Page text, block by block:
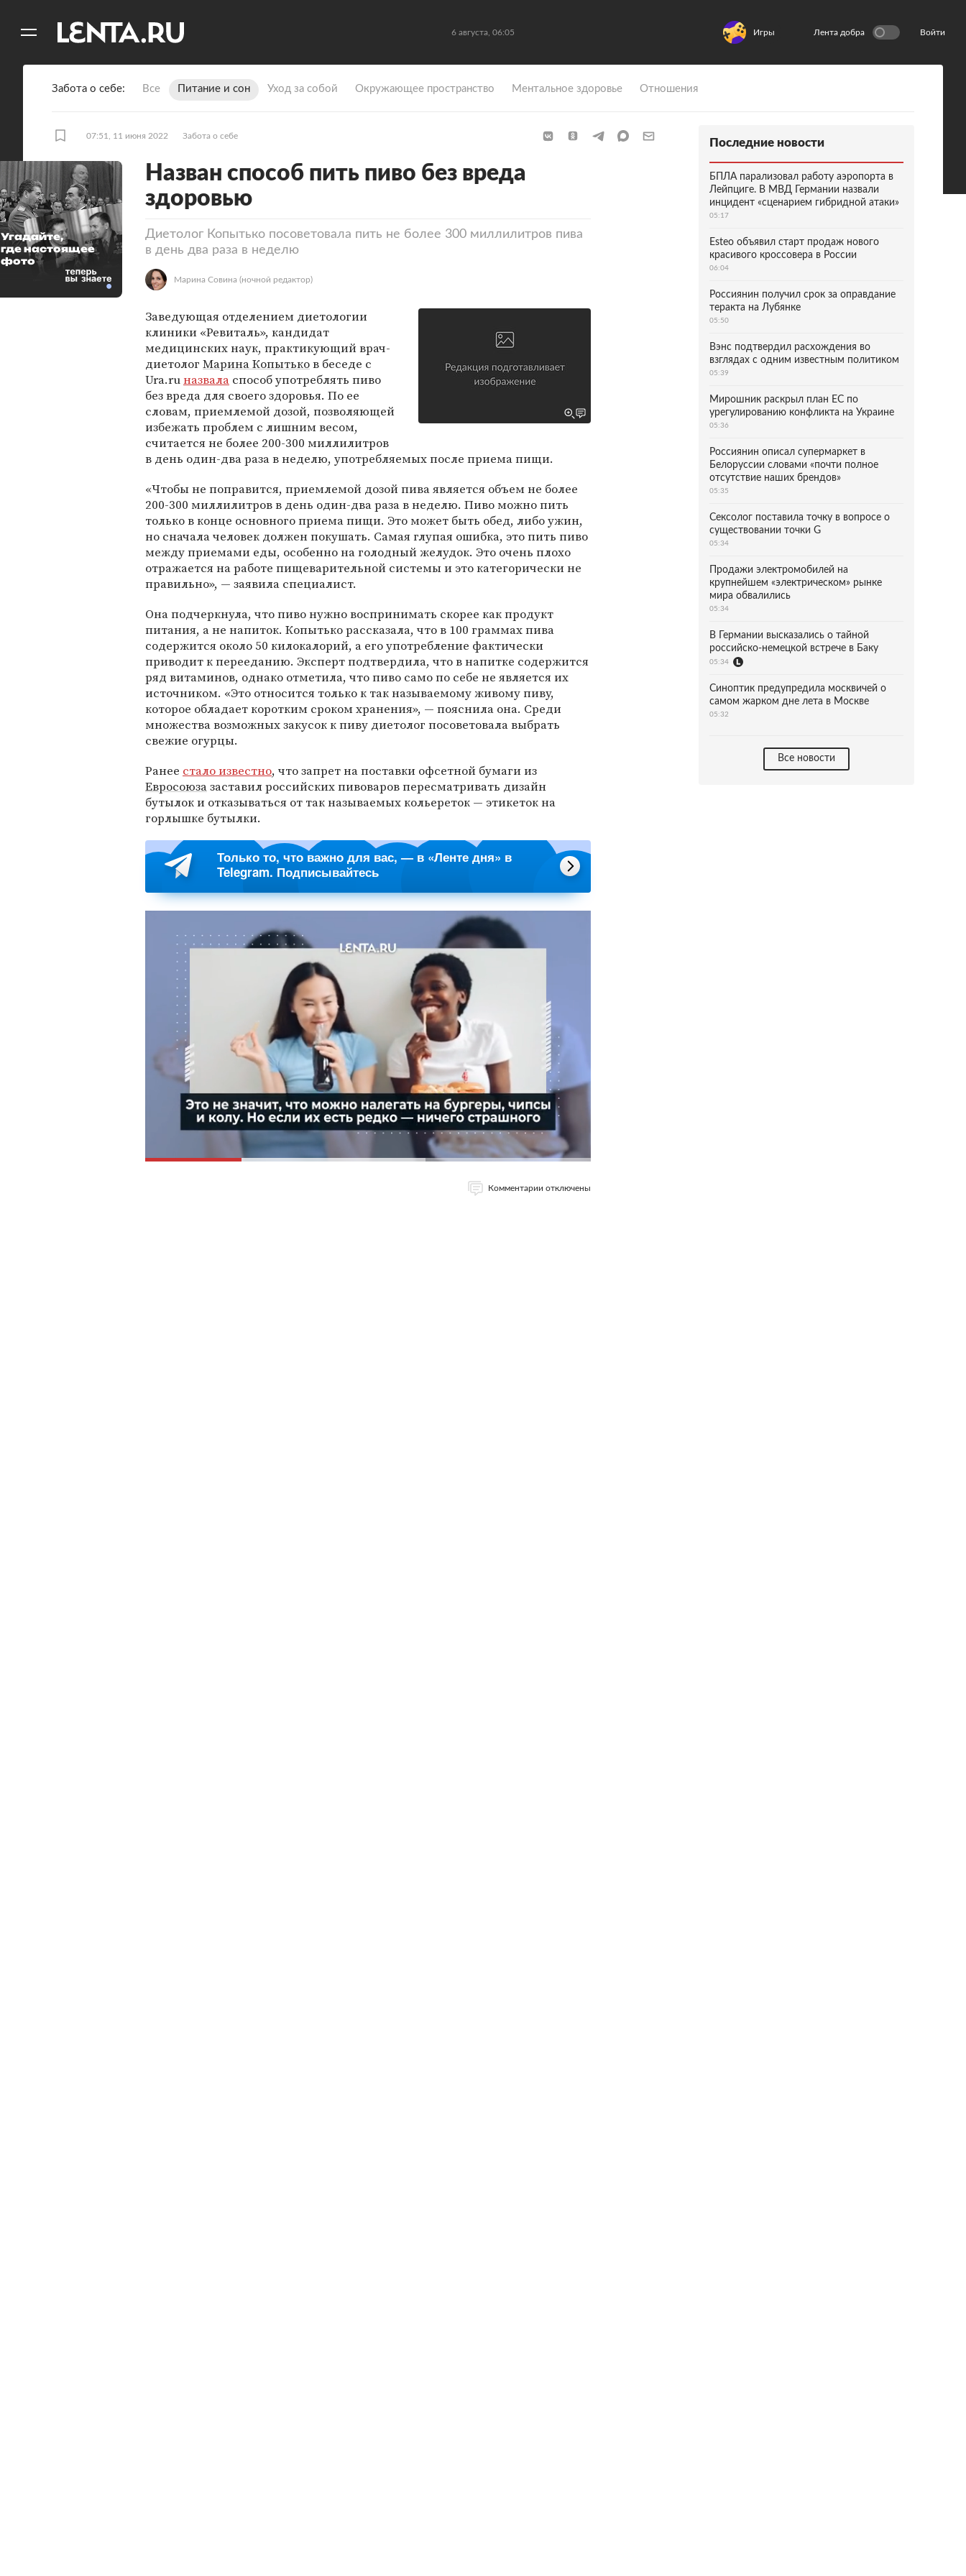
6 августа, 06:05 Игры Лента добра Войти
Забота о себе Все Питание и сон Уход за собой Окружающее пространство Ментальное здоровье Отношения
07:51, 11 июня 2022 Забота о себе
Назван способ пить пиво без вреда
здоровью
Диетолог Копытько посоветовала пить не более 300 миллилитров пива
в день два раза в неделю
Марина Совина (ночной редактор)
Заведующая отделением диетологии
клиники «Ревиталь», кандидат
медицинских наук, практикующий врач-
диетолог Марина Копытьков беседе с
Ura.ruназвала способ употреблять пиво
без вреда для своего здоровья. По ее
словам, приемлемой дозой, позволяющей
избежать проблем с лишним весом,
считается не более 200-300 миллилитров
в день один-два раза в неделю, употребляемых после приема пищи.
«Чтобы не поправится, приемлемой дозой пива является объем не более
200-300 миллилитров в день один-два раза в неделю. Пиво можно пить
только в конце основного приема пищи. Это может быть обед, либо ужин,
но сначала человек должен покушать. Самая глупая ошибка, это пить пиво
между приемами еды, особенно на голодный желудок. Это очень плохо
отражается на работе пищеварительной системы и это категорически не
правильно», — заявила специалист.
Она подчеркнула, что пиво нужно воспринимать скорее как продукт
питания, а не напиток. Копытько рассказала, что в 100 граммах пива
содержится около 50 килокалорий, а его употребление фактически
приводит к перееданию. Эксперт подтвердила, что в напитке содержится
ряд витаминов, однако отметила, что пиво само по себе не является их
источником. «Это относится только к так называемому живому пиву,
которое обладает коротким сроком хранения», — пояснила она. Среди
множества возможных закусок к пиву диетолог посоветовала выбрать
свежие огурцы.
Ранее стало известно, что запрет на поставки офсетной бумаги из
Евросоюзазаставил российских пивоваров пересматривать дизайн
бутылок и отказываться от так называемых кольереток — этикеток на
горлышке бутылки.
Только то, что важно для вас, — в «Ленте дня» в
Telegram. Подписывайтесь
Комментарии отключены
Угадайте,
где настоящее
фото
Последние новости
БПЛА парализовал работу аэропорта в
Лейпциге. В МВД Германии назвали
инцидент «сценарием гибридной атаки»
05:17
Esteo объявил старт продаж нового
красивого кроссовера в России
06:04
Россиянин получил срок за оправдание
теракта на Лубянке
05:50
Вэнс подтвердил расхождения во
взглядах с одним известным политиком
05:39
Мирошник раскрыл план ЕС по
урегулированию конфликта на Украине
05:36
Россиянин описал супермаркет в
Белоруссии словами «почти полное
отсутствие наших брендов»
05:35
Сексолог поставила точку в вопросе о
существовании точки G
05:34
Продажи электромобилей на
крупнейшем «электрическом» рынке
мира обвалились
05:34
В Германии высказались о тайной
российско-немецкой встрече в Баку
05:34
Синоптик предупредила москвичей о
самом жарком дне лета в Москве
05:32
Все новости